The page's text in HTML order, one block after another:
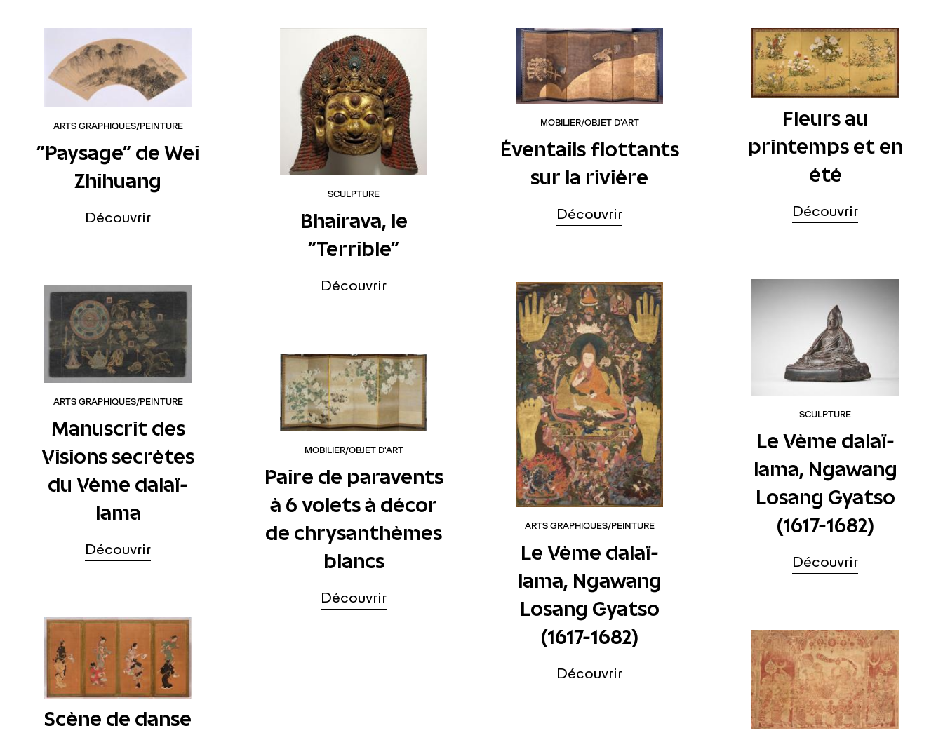
ARTS GRAPHIQUES/PEINTURE
"Paysage" de Wei
Zhihuang
Découvrir
SCULPTURE
Bhairava, le
"Terrible"
Découvrir
MOBILIER/OBJET D'ART
Éventails flottants
sur la rivière
Découvrir
Fleurs au
printemps et en
été
Découvrir
SCULPTURE
Le Vème dalaï-
lama, Ngawang
Losang Gyatso
(1617-1682)
Découvrir
ARTS GRAPHIQUES/PEINTURE
Le Vème dalaï-
lama, Ngawang
Losang Gyatso
(1617-1682)
Découvrir
ARTS GRAPHIQUES/PEINTURE
Manuscrit des
Visions secrètes
du Vème dalaï-
lama
Découvrir
MOBILIER/OBJET D'ART
Paire de paravents
à 6 volets à décor
de chrysanthèmes
blancs
Découvrir
Scène de danse